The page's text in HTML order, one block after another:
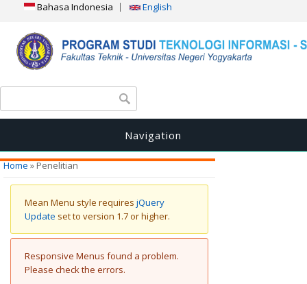
Bahasa Indonesia English
Search form
Navigation
You are here
Home» Penelitian
Warning message
Mean Menu style requires jQuery
Update set to version 1.7 or higher.
Error message
Responsive Menus found a problem.
Please check the errors.